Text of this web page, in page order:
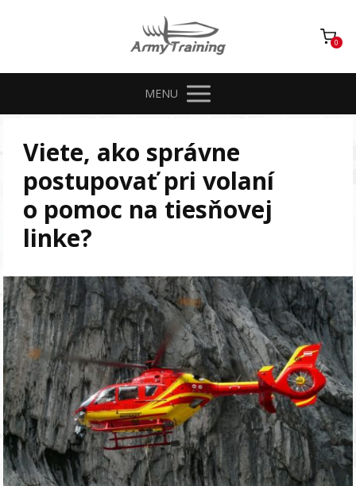
0
MENU
Viete, ako správne
postupovať pri volaní
o pomoc na tiesňovej
linke?